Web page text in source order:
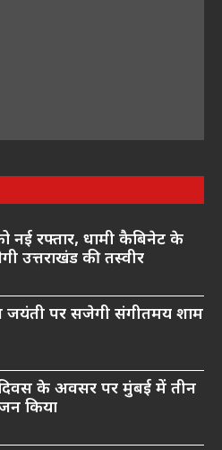
रफ्तार, धामी कैबिनेट के
उत्तराखंड की तस्वीर
जयंती पर सजेगी संगीतमय शाम
दिवस के अवसर पर मुंबई में तीन
किया